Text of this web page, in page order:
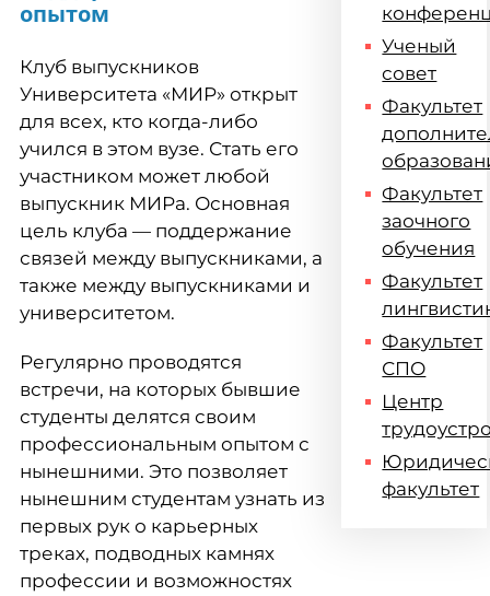
опытом
Клуб выпускников
Университета «МИР» открыт
для всех, кто когда-либо
учился в этом вузе. Стать его
участником может любой
выпускник МИРа. Основная
цель клуба — поддержание
связей между выпускниками, а
также между выпускниками и
университетом.
Регулярно проводятся
встречи, на которых бывшие
студенты делятся своим
профессиональным опытом с
нынешними. Это позволяет
нынешним студентам узнать из
первых рук о карьерных
треках, подводных камнях
профессии и возможностях
Ученый
совет
Факультет
Факультет
заочного
обучения
Факультет
Факультет
СПО
Центр
факультет